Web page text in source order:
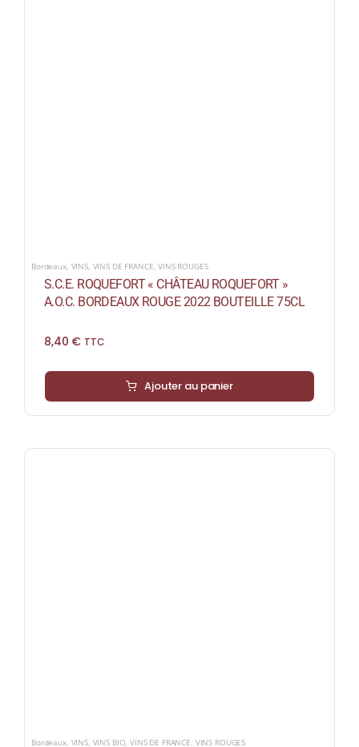
Bordeaux, VINS, VINS DE FRANCE ,VINS ROUGES
S.C.E. ROQUEFORT « CHÂTEAU ROQUEFORT »
A.O.C. BORDEAUX ROUGE 2022 BOUTEILLE 75CL
8,40 € TTC
Ajouter au panier
Bordeaux, VINS, VINS BIO,VINS DE FRANCE, VINS ROUGES